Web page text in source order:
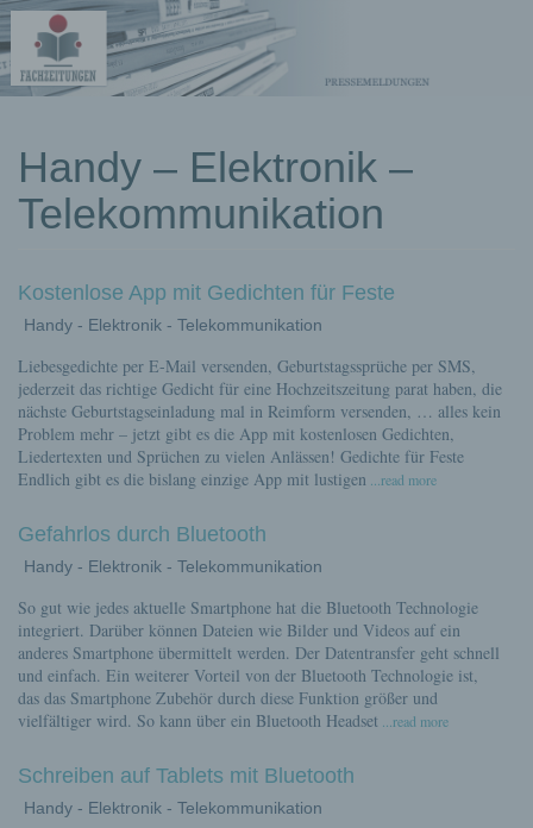
Pressemeldungen
Handy – Elektronik –
Telekommunikation
Kostenlose App mit Gedichten für Feste
Handy - Elektronik - Telekommunikation
Liebesgedichte per E-Mail versenden, Geburtstagssprüche per SMS,
jederzeit das richtige Gedicht für eine Hochzeitszeitung parat haben, die
nächste Geburtstagseinladung mal in Reimform versenden, … alles kein
Problem mehr – jetzt gibt es die App mit kostenlosen Gedichten,
Liedertexten und Sprüchen zu vielen Anlässen! Gedichte für Feste
Endlich gibt es die bislang einzige App mit lustigen ...read more
Gefahrlos durch Bluetooth
Handy - Elektronik - Telekommunikation
So gut wie jedes aktuelle Smartphone hat die Bluetooth Technologie
integriert. Darüber können Dateien wie Bilder und Videos auf ein
anderes Smartphone übermittelt werden. Der Datentransfer geht schnell
und einfach. Ein weiterer Vorteil von der Bluetooth Technologie ist,
das das Smartphone Zubehör durch diese Funktion größer und
vielfältiger wird. So kann über ein Bluetooth Headset ...read more
Schreiben auf Tablets mit Bluetooth
Handy - Elektronik - Telekommunikation